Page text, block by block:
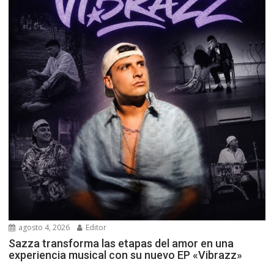
agosto 4, 2026 Editor
Sazza transforma las etapas del amor en una
experiencia musical con su nuevo EP «Vibrazz»